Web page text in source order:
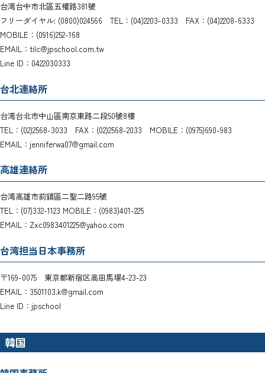
台湾台中市北區五權路381號
フリーダイヤル: (0800)024566 TEL：(04)2203-0333 FAX：(04)2208-6333
MOBILE：(0916)252-168
EMAIL：tilc@jpschool.com.tw
Line ID：0422030333
台北連絡所
台湾台北市中山區南京東路二段50號8樓
TEL：(02)2568-3033 FAX：(02)2568-2033 MOBILE：(0975)690-983
EMAIL：jenniferwa07@gmail.com
高雄連絡所
台湾高雄市前鎮區二聖二路95號
TEL：(07)332-1123 MOBILE：(0983)401-225
EMAIL：Zxc0983401225@yahoo.com
台湾担当日本事務所
〒169-0075 東京都新宿区高田馬場4-23-23
EMAIL：3501103.k@gmail.com
Line ID：jpschool
韓国